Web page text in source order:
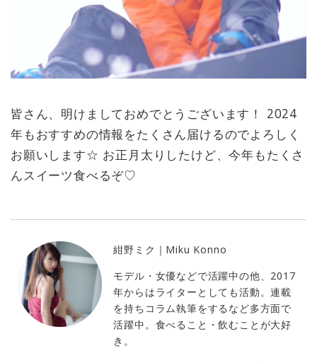
皆さん、明けましておめでとうございます！ 2024
年もおすすめの情報をたくさん届けるのでよろしく
お願いします☆ お正月太りしたけど、今年もたくさ
んスイーツ食べるぞ♡
紺野ミク｜Miku Konno
モデル・女優などで活躍中の他、2017
年からはライターとしても活動。連載
を持ちコラム執筆をするなど多方面で
活躍中。食べること・飲むことが大好
き。